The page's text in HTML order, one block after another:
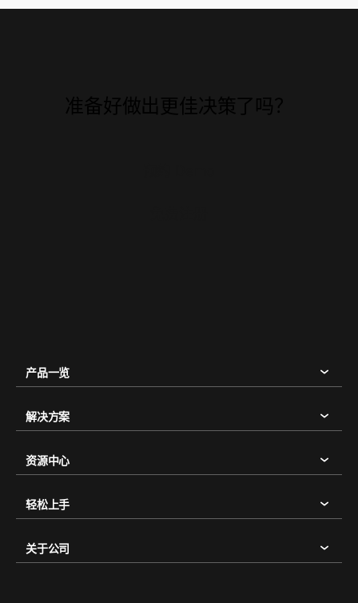
产品一览
解决方案
资源中心
轻松上手
关于公司